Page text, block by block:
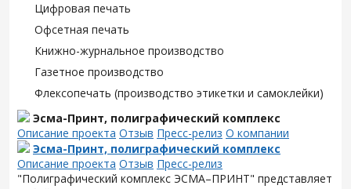
Цифровая печать
Офсетная печать
Книжно-журнальное производство
Газетное производство
Флексопечать (производство этикетки и самоклейки)
Эсма-Принт, полиграфический комплекс
Описание проекта Отзыв Пресс-релиз О компании
Эсма-Принт, полиграфический комплекс
Описание проекта Отзыв Пресс-релиз
"Полиграфический комплекс ЭСМА–ПРИНТ" представляет